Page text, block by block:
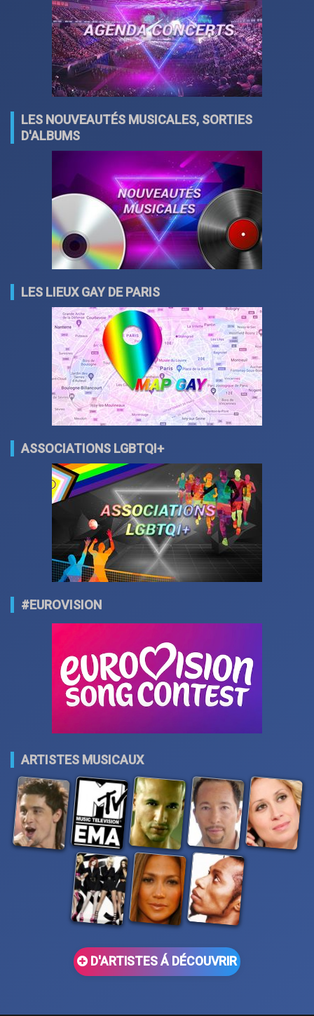
LES NOUVEAUTÉS MUSICALES, SORTIES
D'ALBUMS
LES LIEUX GAY DE PARIS
ASSOCIATIONS LGBTQI+
#EUROVISION
ARTISTES MUSICAUX
D'ARTISTES Á DÉCOUVRIR